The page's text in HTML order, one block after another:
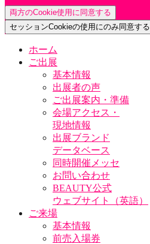
両方のCookie使用に同意する
セッションCookieの使用にのみ同意する
ホーム
ご出展
基本情報
出展者の声
ご出展案内・準備
会場アクセス・
現地情報
出展ブランド
データベース
同時開催メッセ
お問い合わせ
BEAUTY公式
ウェブサイト（英語）
ご来場
基本情報
前売入場券